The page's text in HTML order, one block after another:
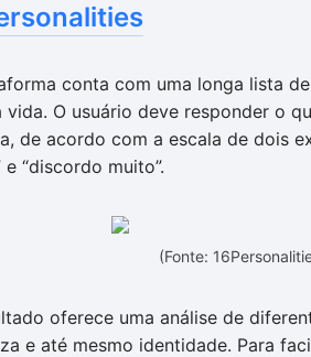
conta com uma longa lista
vida. O usuário deve responder o
de acordo com a escala de dois
e “discordo muito”.
(Fonte:
oferece uma análise de
e até mesmo identidade. Para